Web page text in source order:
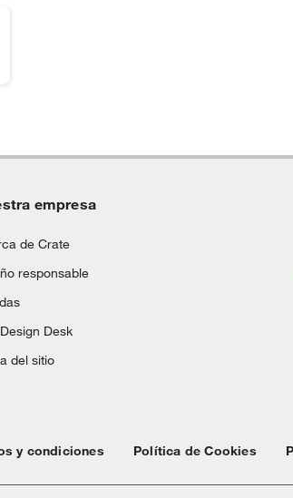
empresa
de Crate
responsable
Desk
del sitio
y condiciones Política de Cookies